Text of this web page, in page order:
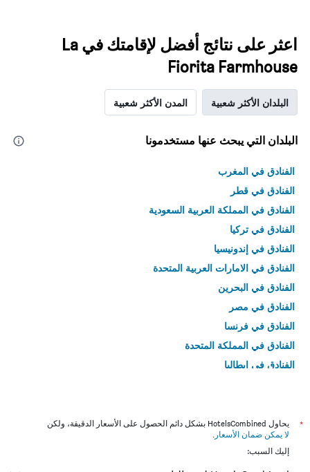
اعثر على نتائج أفضل لإقامتك في La
Fiorita Farmhouse
البلدان الأكثر شعبية المدن الأكثر شعبية
البلدان التي يبحث عنها مستخدمونا
الفنادق في المغرب
الفنادق في قطر
الفنادق في المملكة العربية السعودية
الفنادق في تركيا
الفنادق في إندونيسيا
الفنادق في الامارات العربية المتحدة
الفنادق في البحرين
الفنادق في مصر
الفنادق في فرنسا
الفنادق في المملكة المتحدة
الفنادق في إيطاليا
*
يحاول HotelsCombined بشكل دائم الحصول على الأسعار الدقيقة، ولكن
لا يمكن ضمان الأسعار .
إليك السبب: